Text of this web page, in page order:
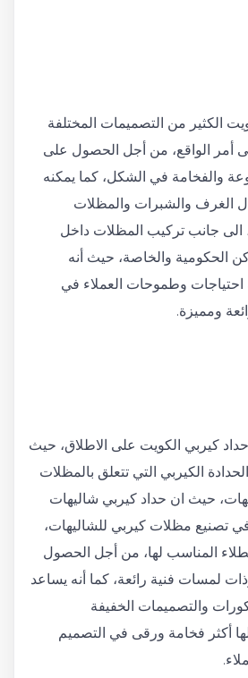
الكثير من التصميمات المختلفة
أمر الواقع، من أجل الحصول على
والفخامة في الشكل، كما يمكنه
الغرف والشبرات والمظلات
الى جانب تركيب المظلات داخل
الحكومية والخاصة، حيث أنه
وطموحات العملاء في
ومميزة.
كيربي الكويت على الاطلاق، حيث
الكيربي التي تتعلق بالمظلات
حيث ان حداد كيربي شاليهات
في تصنيع مظلات كيربي للشاليهات،
المناسب لها، من أجل الحصول
لمسات فنية رائعة، كما أنه يساعد
والتصميمات الخفيفة
أكثر فخامة ورقى في التصميم